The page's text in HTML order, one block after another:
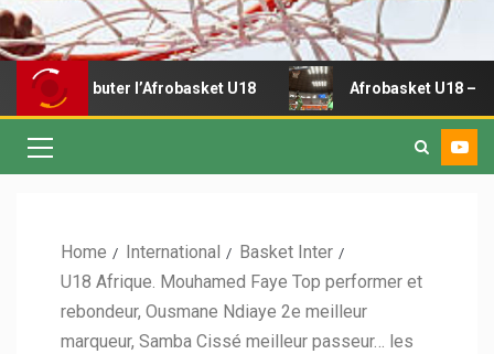
l’Afrobasket U18 Afrobasket U18 – Sénégal
Home International
Basket Inter
U18 Afrique. Mouhamed Faye Top performer et
rebondeur, Ousmane Ndiaye 2e meilleur
marqueur, Samba Cissé meilleur passeur… les